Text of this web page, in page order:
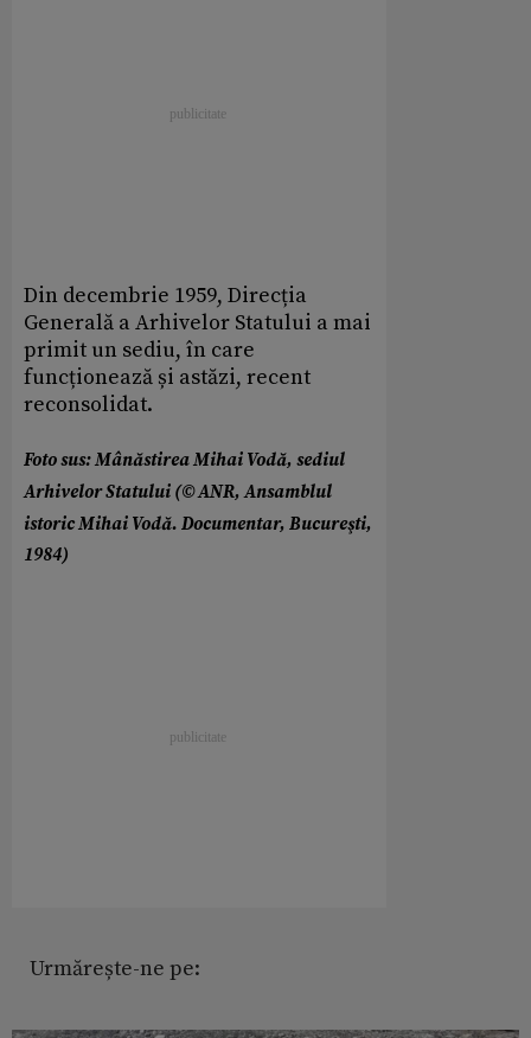
Din decembrie 1959, Direcția
Generală a Arhivelor Statului a mai
primit un sediu, în care
funcționează și astăzi, recent
reconsolidat.
Foto sus: Mânăstirea Mihai Vodă, sediul
Arhivelor Statului (© ANR, Ansamblul
istoric Mihai Vodă. Documentar, Bucureşti,
1984)
Urmărește-ne pe: